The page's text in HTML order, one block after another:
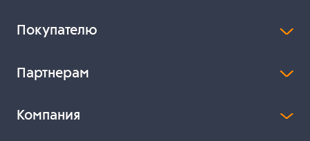
Покупателю
Партнерам
Компания